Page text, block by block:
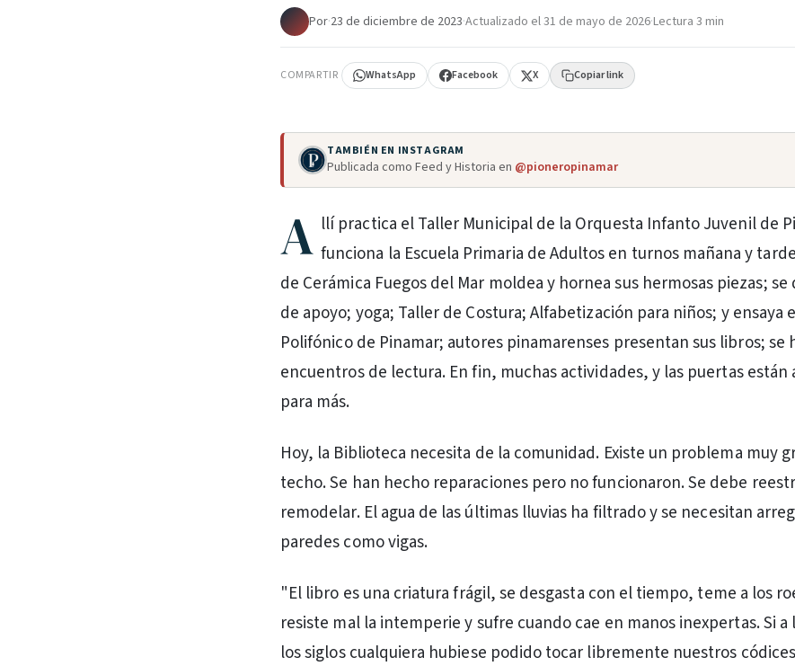
Por·23 de diciembre de 2023·Actualizado el31 de mayo de 2026·Lectura 3 min
COMPARTIR WhatsApp Facebook X Copiar link
TAMBIÉN EN INSTAGRAM
Publicada como Feed y Historia en @pioneropinamar
A llí practica el Taller Municipal de la Orquesta Infanto Juvenil de
funciona la Escuela Primaria de Adultos en turnos mañana y
de Cerámica Fuegos del Mar moldea y hornea sus hermosas piezas; se
de apoyo; yoga; Taller de Costura; Alfabetización para niños; y ensaya
Polifónico de Pinamar; autores pinamarenses presentan sus libros; se
encuentros de lectura. En fin, muchas actividades, y las puertas están
para más.
Hoy, la Biblioteca necesita de la comunidad. Existe un problema muy
techo. Se han hecho reparaciones pero no funcionaron. Se debe
remodelar. El agua de las últimas lluvias ha filtrado y se necesitan
paredes como vigas.
"El libro es una criatura frágil, se desgasta con el tiempo, teme a los
resiste mal la intemperie y sufre cuando cae en manos inexpertas. Si a
los siglos cualquiera hubiese podido tocar libremente nuestros